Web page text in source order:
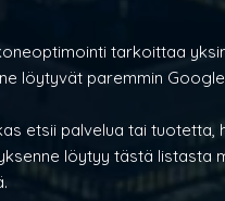
tarkoittaa
löytyvät paremmin
etsii palvelua tai tuotetta,
löytyy tästä listasta